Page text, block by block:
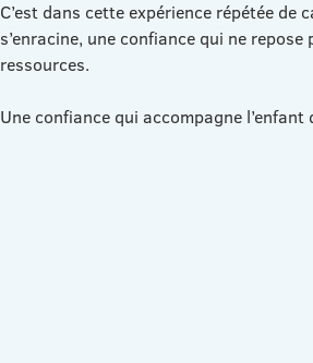
C’est dans cette expérience répétée de
s’enracine, une confiance qui ne
ressources.
Une confiance qui accompagne